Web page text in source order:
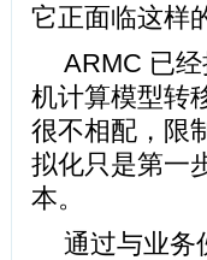
它正面临这样
ARMC 已
机计算模型转
很不相配，限
拟化只是第一
本。
通过与业务